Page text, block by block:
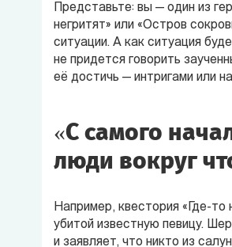
Представьте: вы — один из
негритят» или «Остров
ситуации. А как ситуация
не придется говорить
её достичь — интригами или
«С самого
люди вокруг
Например, квестория «Где-
убитой известную певицу.
и заявляет, что никто из